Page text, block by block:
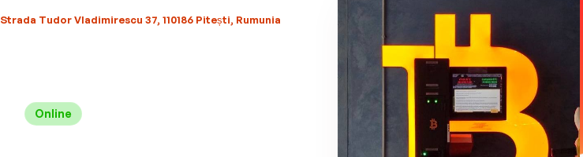
Strada Tudor Vladimirescu 37, 110186 Pitești, Rumunia
Online